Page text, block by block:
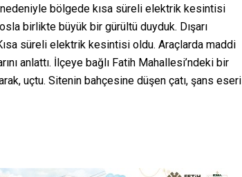
nedeniyle bölgede kısa süreli elektrik kesintisi
birlikte büyük bir gürültü duyduk. Dışarı
süreli elektrik kesintisi oldu. Araçlarda maddi
anlattı. İlçeye bağlı Fatih Mahallesi’ndeki bir
uçtu. Sitenin bahçesine düşen çatı, şans eseri